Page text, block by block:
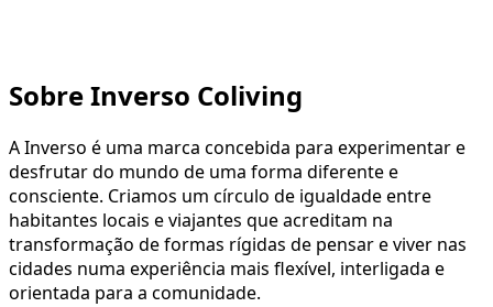
Sobre Inverso Coliving
A Inverso é uma marca concebida para experimentar e
desfrutar do mundo de uma forma diferente e
consciente. Criamos um círculo de igualdade entre
habitantes locais e viajantes que acreditam na
transformação de formas rígidas de pensar e viver nas
cidades numa experiência mais flexível, interligada e
orientada para a comunidade.